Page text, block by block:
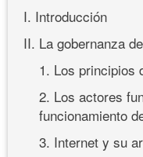
I. Introducción
II. La gobernanza
1. Los principios
2. Los actores
funcionamiento
3. Internet y su